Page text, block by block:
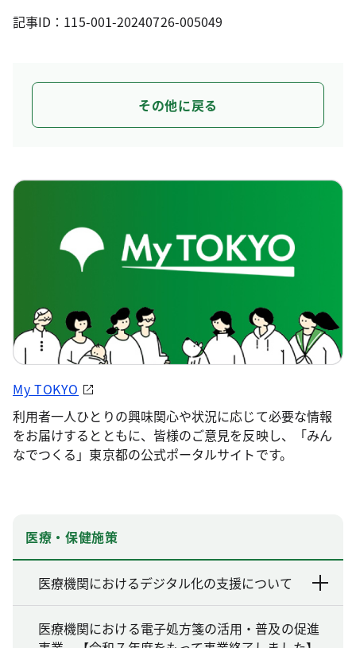
記事ID：115-001-20240726-005049
その他に戻る
My TOKYO
利用者一人ひとりの興味関心や状況に応じて必要な情報
をお届けするとともに、皆様のご意見を反映し、「みん
なでつくる」東京都の公式ポータルサイトです。
医療・保健施策
医療機関におけるデジタル化の支援について
医療機関における電子処方箋の活用・普及の促進